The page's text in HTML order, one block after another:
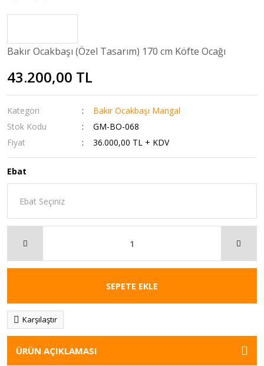
Bakır Ocakbaşı (Özel Tasarım) 170 cm Köfte Ocağı
43.200,00 TL
Kategori
Bakır Ocakbaşı Mangal
Stok Kodu
GM-BO-068
Fiyat
36.000,00 TL + KDV
Ebat
SEPETE EKLE
Karşılaştır
ÜRÜN AÇIKLAMASI